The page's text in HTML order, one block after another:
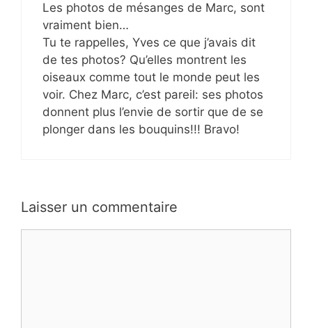
Les photos de mésanges de Marc, sont
vraiment bien…
Tu te rappelles, Yves ce que j’avais dit
de tes photos? Qu’elles montrent les
oiseaux comme tout le monde peut les
voir. Chez Marc, c’est pareil: ses photos
donnent plus l’envie de sortir que de se
plonger dans les bouquins!!! Bravo!
Laisser un commentaire